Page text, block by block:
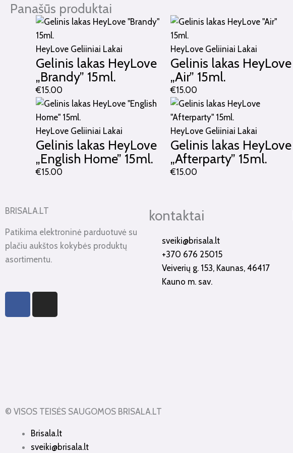
Panašūs produktai
HeyLove Geliiniai Lakai
Gelinis lakas HeyLove
„Brandy” 15ml.
€15.00
HeyLove Geliiniai Lakai
Gelinis lakas HeyLove
„Air” 15ml.
€15.00
HeyLove Geliiniai Lakai
Gelinis lakas HeyLove
„English Home” 15ml.
€15.00
HeyLove Geliiniai Lakai
Gelinis lakas HeyLove
„Afterparty” 15ml.
€15.00
BRISALA.LT
Patikima elektroninė parduotuvė su
plačiu aukštos kokybės produktų
asortimentu.
f
kontaktai
sveiki@brisala.lt
+370 676 25015
Veiverių g. 153, Kaunas, 46417
Kauno m. sav.
© VISOS TEISĖS SAUGOMOS BRISALA.LT
Brisala.lt
sveiki@brisala.lt